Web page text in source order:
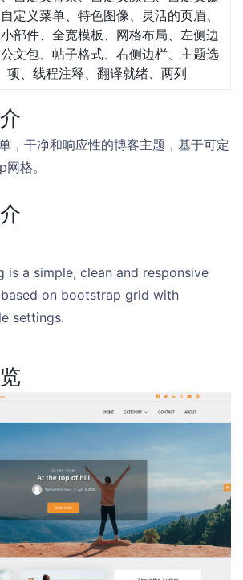
定义菜单、特色图像、灵活的页眉、
部件、全宽模板、网格布局、左侧边
文包、帖子格式、右侧边栏、主题选
项、线程注释、翻译就绪、两列
，干净和响应性的博客主题，基于可定
格。
is a simple, clean and responsive
on bootstrap grid with
settings.